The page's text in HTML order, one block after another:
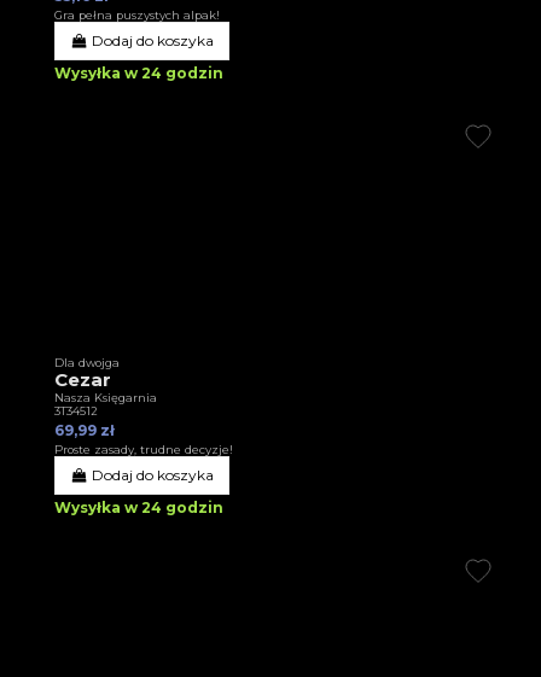
Gra pełna puszystych alpak!
Dodaj do koszyka
Wysyłka w 24 godzin
Dla dwojga
Cezar
Nasza Księgarnia
3T34512
69,99 zł
Proste zasady, trudne decyzje!
Dodaj do koszyka
Wysyłka w 24 godzin